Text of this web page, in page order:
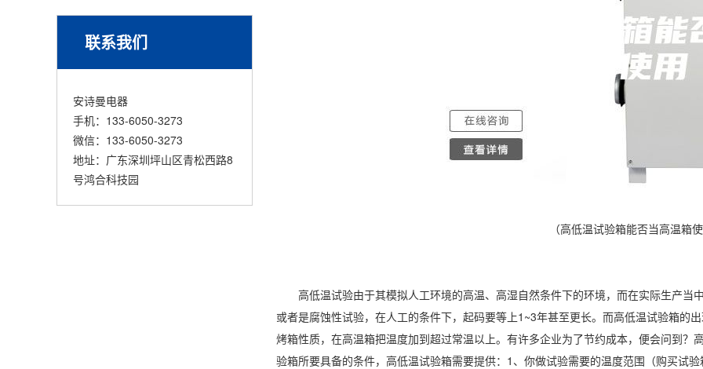
联系我们
安诗曼电器
手机：133-6050-3273
微信：133-6050-3273
地址：广东深圳坪山区青松西路8
号鸿合科技园
（高低温试验箱能否当高温箱
高低温试验由于其模拟人工环境的高温、高湿自然条件下的环境，而在实际生产当
或者是腐蚀性试验，在人工的条件下，起码要等上1~3年甚至更长。而高低温试验箱的
烤箱性质，在高温箱把温度加到超过常温以上。有许多企业为了节约成本，便会问到
验箱所要具备的条件，高低温试验箱需要提供：1、你做试验需要的温度范围（购买试